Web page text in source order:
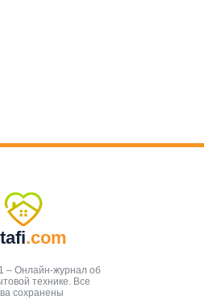
.com
– Онлайн-журнал об
технике. Все
сохранены